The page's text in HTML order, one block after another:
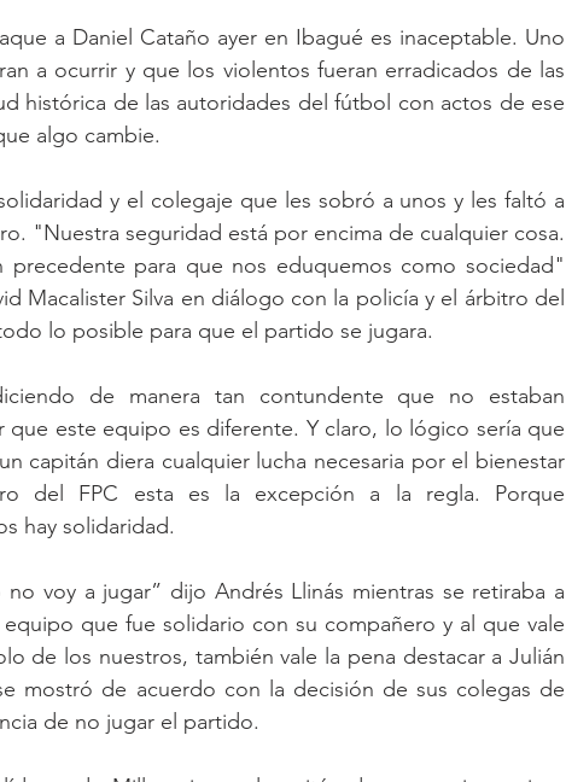
a Daniel Cataño ayer en Ibagué es inaceptable. Uno
a ocurrir y que los violentos fueran erradicados de las
histórica de las autoridades del fútbol con actos de ese
algo cambie.
y el colegaje que les sobró a unos y les faltó a
"Nuestra seguridad está por encima de cualquier cosa.
para que nos eduquemos como sociedad"
Macalister Silva en diálogo con la policía y el árbitro del
lo posible para que el partido se jugara.
de manera tan contundente que no estaban
que este equipo es diferente. Y claro, lo lógico sería que
capitán diera cualquier lucha necesaria por el bienestar
del FPC esta es la excepción a la regla. Porque
hay solidaridad.
voy a jugar” dijo Andrés Llinás mientras se retiraba a
que fue solidario con su compañero y al que vale
de los nuestros, también vale la pena destacar a Julián
mostró de acuerdo con la decisión de sus colegas de
de no jugar el partido.